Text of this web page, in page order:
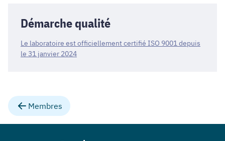
Démarche qualité
Le laboratoire est officiellement certifié ISO 9001 depuis
le 31 janvier 2024
Membres